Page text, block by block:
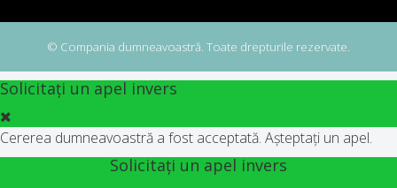
© Compania dumneavoastră. Toate drepturile rezervate.
Solicitați un apel invers
Cererea dumneavoastră a fost acceptată. Așteptați un apel.
Solicitați un apel invers